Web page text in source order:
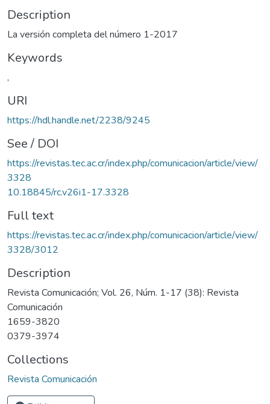
Description
La versión completa del número 1-2017
Keywords
,
URI
https://hdl.handle.net/2238/9245
See / DOI
https://revistas.tec.ac.cr/index.php/comunicacion/article/view/
3328
10.18845/rc.v26i1-17.3328
Full text
https://revistas.tec.ac.cr/index.php/comunicacion/article/view/
3328/3012
Description
Revista Comunicación; Vol. 26, Núm. 1-17 (38): Revista
Comunicación
1659-3820
0379-3974
Collections
Revista Comunicación